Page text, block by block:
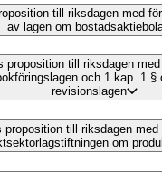
till riksdagen med
av lagen om
proposition till riksdagen
och 1 kap. 1 §
revisionslagen
proposition till riksdagen
om